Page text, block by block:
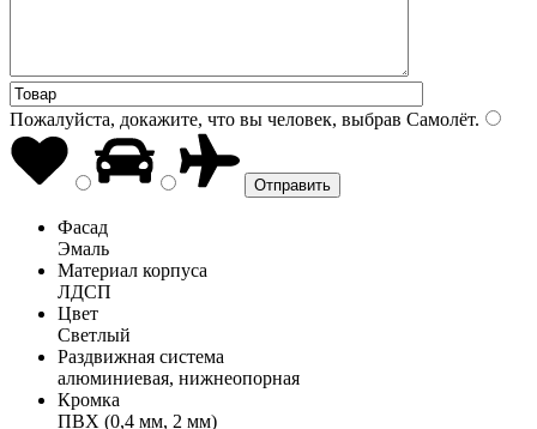
Пожалуйста, докажите, что вы человек, выбрав Самолёт.
Фасад
Эмаль
Материал корпуса
ЛДСП
Цвет
Светлый
Раздвижная система
алюминиевая, нижнеопорная
Кромка
ПВХ (0,4 мм, 2 мм)